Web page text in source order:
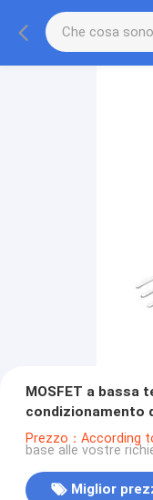
MOSFET a bassa
condizionamento
Prezzo：According
base alle vostre
Miglior